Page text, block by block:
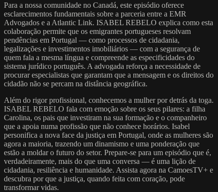
Para a nossa comunidade no Canadá, este episódio oferece
esclarecimentos fundamentais sobre a parceria entre a EMR
Advogados e a Atlantic Link. ISABEL REBELO explica como esta
colaboração permite que os emigrantes portugueses resolvam
pendências em Portugal — como processos de cidadania,
legalizações e investimentos imobiliários — com a segurança de
quem fala a mesma língua e compreende as especificidades do
sistema jurídico português. A advogada reforça a necessidade de
procurar especialistas que garantam que a mensagem e os direitos do
cidadão não se percam na distância geográfica.
Além do rigor profissional, conhecemos a mulher por detrás da toga.
ISABEL REBELO fala com emoção sobre os seus pilares: a filha
Carolina, os pais que investiram na sua formação e o companheiro
que a apoia numa profissão que não conhece horários. Isabel
personifica a nova face da justiça em Portugal, onde as mulheres são
agora a maioria, trazendo um dinamismo e uma ponderação que
estão a moldar o futuro do setor. Prepare-se para um episódio que é,
verdadeiramente, mais do que uma conversa — é uma lição de
cidadania, resiliência e humanidade. Assista agora na CamoesTV+ e
descubra por que a justiça, quando feita com coração, pode
transformar vidas.